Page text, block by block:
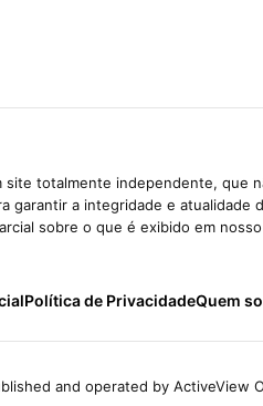
site totalmente independente, que
garantir a integridade e
sobre o que é exibido em
Política de PrivacidadeQuem
and operated by ActiveView